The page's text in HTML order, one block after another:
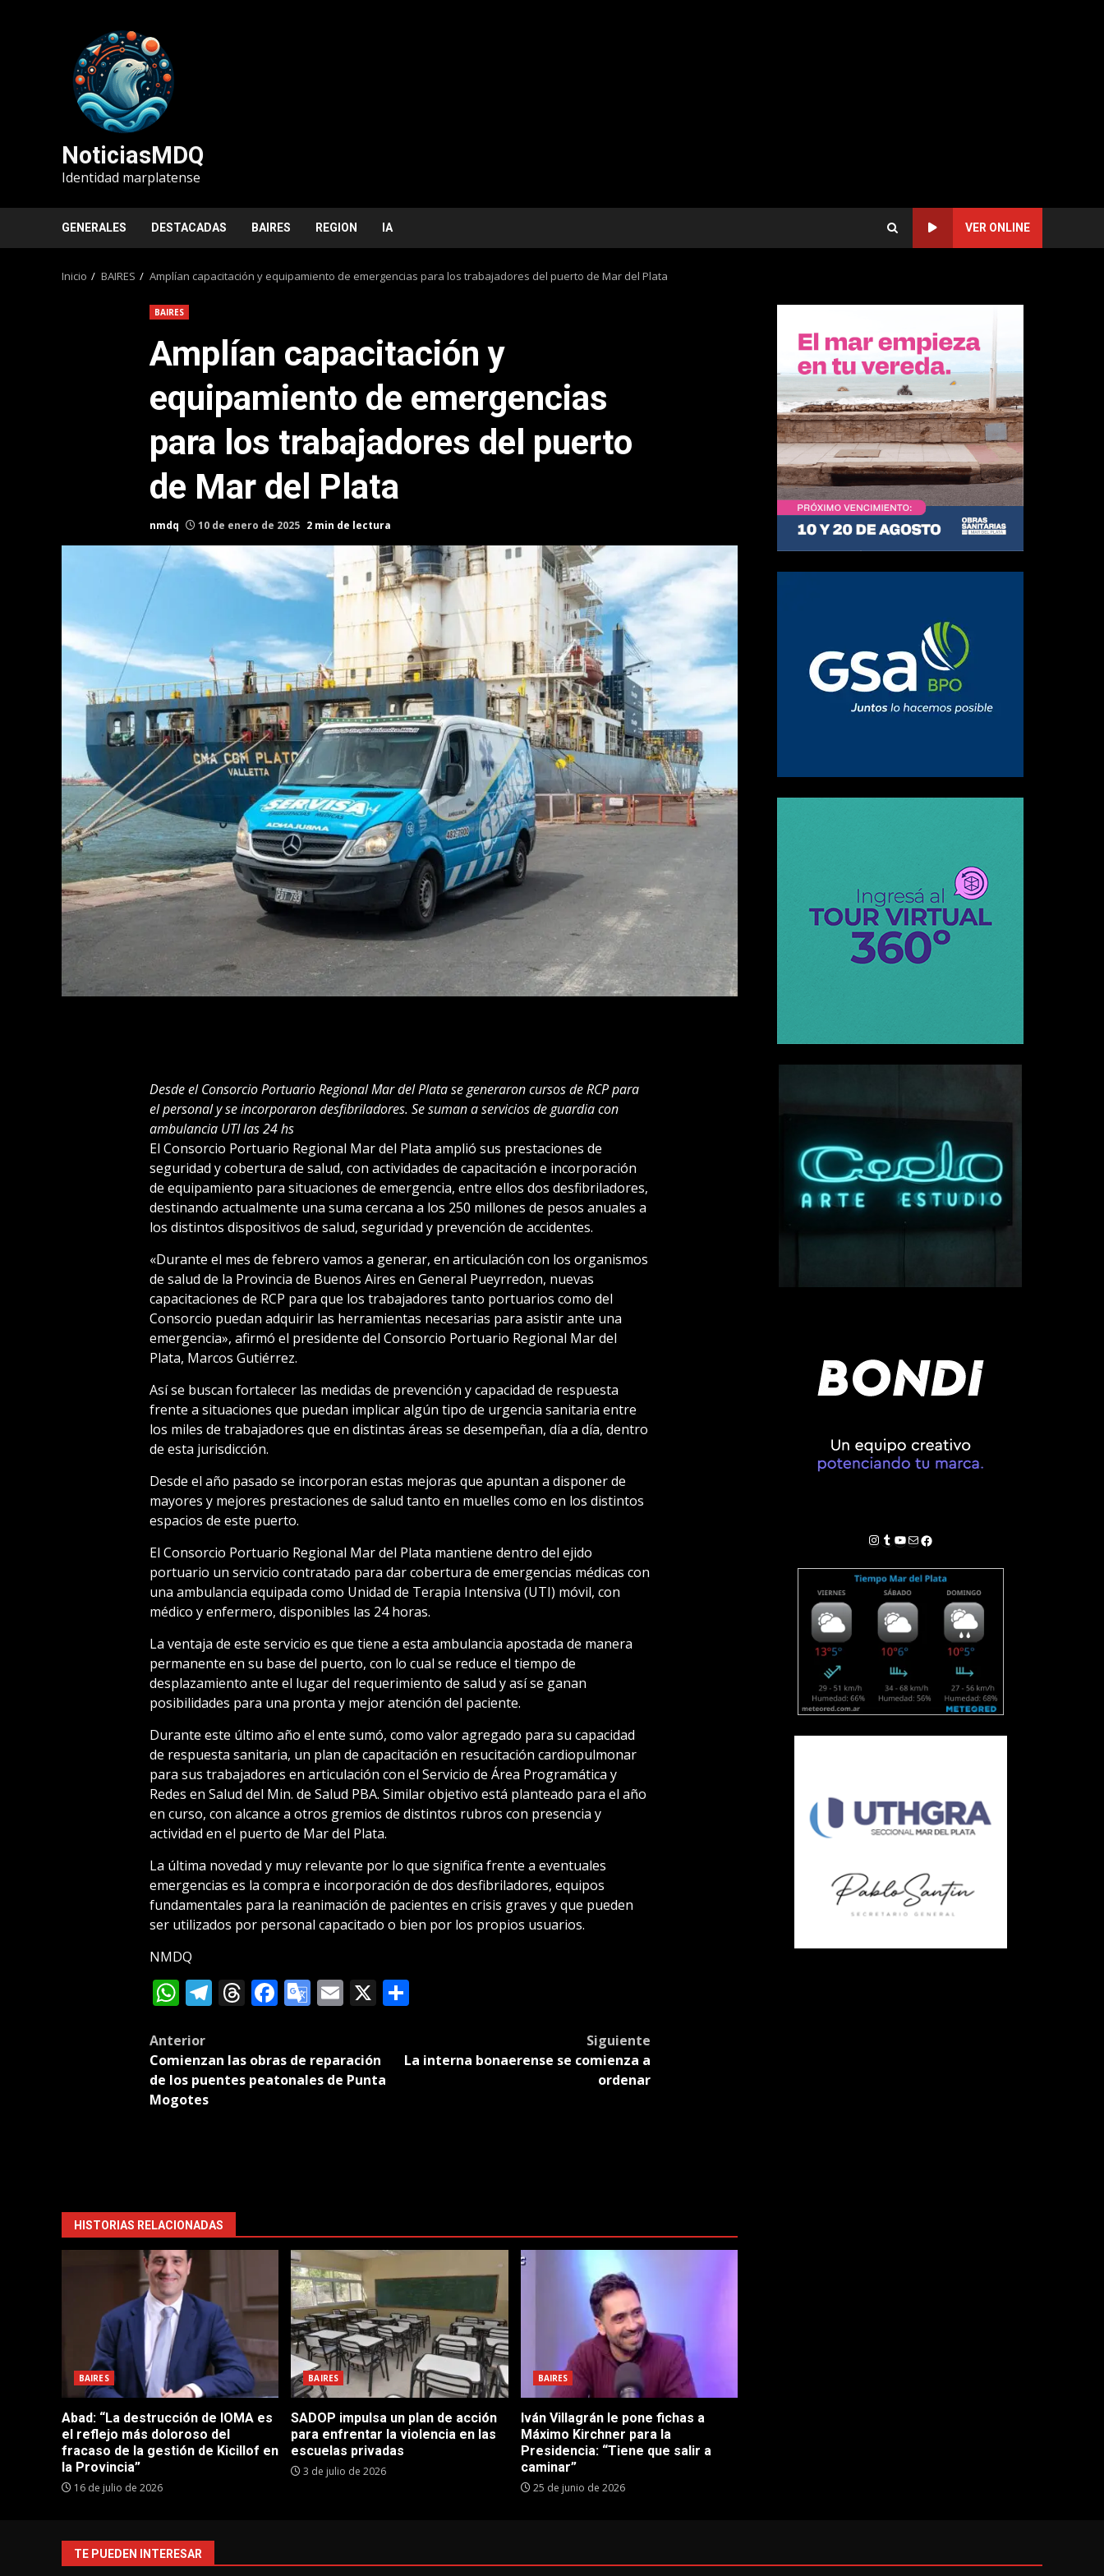
NoticiasMDQ
Identidad marplatense
GENERALES DESTACADAS BAIRES REGION IA VER ONLINE
Inicio BAIRES Amplían capacitación y equipamiento de emergencias para los trabajadores del puerto de Mar del Plata
BAIRES
Amplían capacitación y
equipamiento de emergencias
para los trabajadores del puerto
de Mar del Plata
nmdq 10 de enero de 2025 2 min de lectura
Desde el Consorcio Portuario Regional Mar del Plata se generaron cursos de RCP para
el personal y se incorporaron desfibriladores. Se suman a servicios de guardia con
ambulancia UTI las 24 hs
El Consorcio Portuario Regional Mar del Plata amplió sus prestaciones de
seguridad y cobertura de salud, con actividades de capacitación e incorporación
de equipamiento para situaciones de emergencia, entre ellos dos desfibriladores,
destinando actualmente una suma cercana a los 250 millones de pesos anuales a
los distintos dispositivos de salud, seguridad y prevención de accidentes.
«Durante el mes de febrero vamos a generar, en articulación con los organismos
de salud de la Provincia de Buenos Aires en General Pueyrredon, nuevas
capacitaciones de RCP para que los trabajadores tanto portuarios como del
Consorcio puedan adquirir las herramientas necesarias para asistir ante una
emergencia», afirmó el presidente del Consorcio Portuario Regional Mar del
Plata, Marcos Gutiérrez.
Así se buscan fortalecer las medidas de prevención y capacidad de respuesta
frente a situaciones que puedan implicar algún tipo de urgencia sanitaria entre
los miles de trabajadores que en distintas áreas se desempeñan, día a día, dentro
de esta jurisdicción.
Desde el año pasado se incorporan estas mejoras que apuntan a disponer de
mayores y mejores prestaciones de salud tanto en muelles como en los distintos
espacios de este puerto.
El Consorcio Portuario Regional Mar del Plata mantiene dentro del ejido
portuario un servicio contratado para dar cobertura de emergencias médicas con
una ambulancia equipada como Unidad de Terapia Intensiva (UTI) móvil, con
médico y enfermero, disponibles las 24 horas.
La ventaja de este servicio es que tiene a esta ambulancia apostada de manera
permanente en su base del puerto, con lo cual se reduce el tiempo de
desplazamiento ante el lugar del requerimiento de salud y así se ganan
posibilidades para una pronta y mejor atención del paciente.
Durante este último año el ente sumó, como valor agregado para su capacidad
de respuesta sanitaria, un plan de capacitación en resucitación cardiopulmonar
para sus trabajadores en articulación con el Servicio de Área Programática y
Redes en Salud del Min. de Salud PBA. Similar objetivo está planteado para el año
en curso, con alcance a otros gremios de distintos rubros con presencia y
actividad en el puerto de Mar del Plata.
La última novedad y muy relevante por lo que significa frente a eventuales
emergencias es la compra e incorporación de dos desfibriladores, equipos
fundamentales para la reanimación de pacientes en crisis graves y que pueden
ser utilizados por personal capacitado o bien por los propios usuarios.
NMDQ
WhatsApp
Telegram
Threads
Facebook
Google
Email
X Compartir
Post
navigation
Anterior
Comienzan las obras de reparación
de los puentes peatonales de Punta
Mogotes
Siguiente
La interna bonaerense se comienza a
ordenar
HISTORIAS RELACIONADAS
BAIRES
Abad: “La destrucción de IOMA es
el reflejo más doloroso del
fracaso de la gestión de Kicillof en
la Provincia”
16 de julio de 2026
BAIRES
SADOP impulsa un plan de acción
para enfrentar la violencia en las
escuelas privadas
3 de julio de 2026
BAIRES
Iván Villagrán le pone fichas a
Máximo Kirchner para la
Presidencia: “Tiene que salir a
caminar”
25 de junio de 2026
Instagram
Tumblr
YouTube
Correo electrónico
Facebook
TE PUEDEN INTERESAR